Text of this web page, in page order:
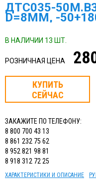
ДТС035-
D=8ММ, -
В НАЛИЧИИ 13 ШТ.
РОЗНИЧНАЯ ЦЕНА
КУПИТЬ
СЕЙЧАС
ЗАКАЖИТЕ ПО ТЕЛЕФОНУ:
8 800 700 43 13
8 861 232 75 62
8 952 821 98 81
8 918 312 72 25
ХАРАКТЕРИСТИКИ И ОПИСАНИЕ